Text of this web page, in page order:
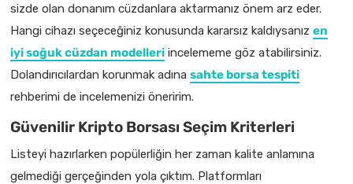
sizde olan donanım cüzdanlara aktarmanız önem arz eder.
Hangi cihazı seçeceğiniz konusunda kararsız kaldıysanız en
iyi soğuk cüzdan modelleri incelememe göz atabilirsiniz.
Dolandırıcılardan korunmak adına sahte borsa tespiti
rehberimi de incelemenizi öneririm.
Güvenilir Kripto Borsası Seçim Kriterleri
Listeyi hazırlarken popülerliğin her zaman kalite anlamına
gelmediği gerçeğinden yola çıktım. Platformları